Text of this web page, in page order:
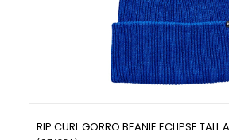
RIP CURL GORRO BEANIE ECLIPSE TALL